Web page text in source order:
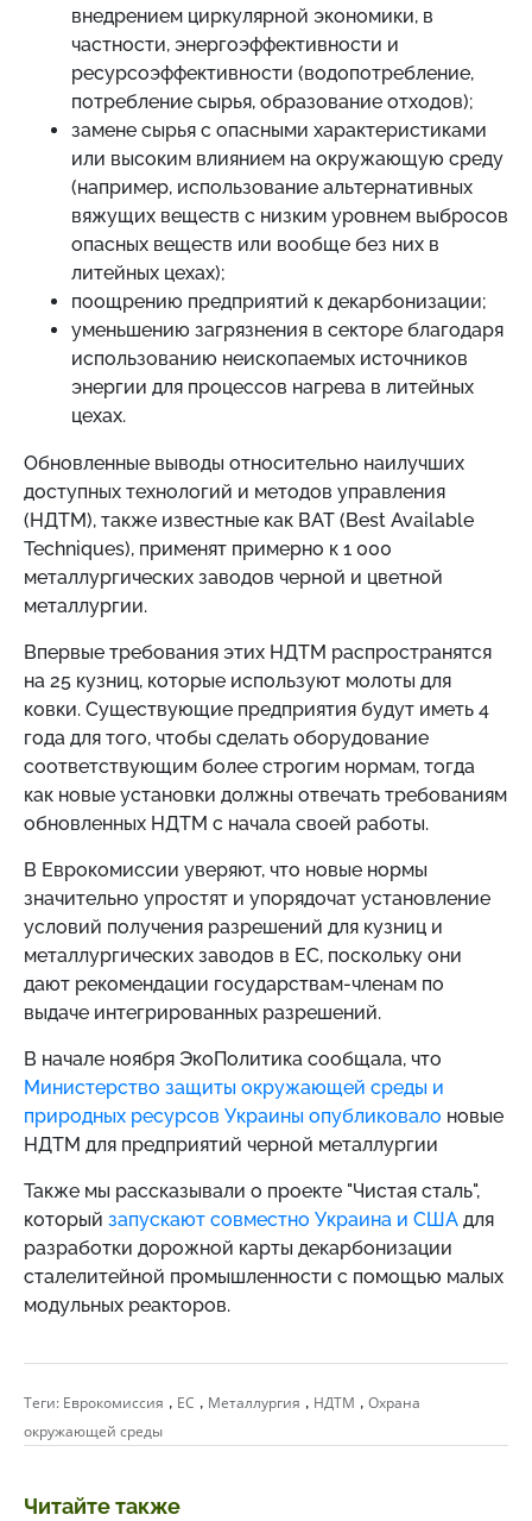
внедрением циркулярной экономики, в
частности, энергоэффективности и
ресурсоэффективности (водопотребление,
потребление сырья, образование отходов);
замене сырья с опасными характеристиками
или высоким влиянием на окружающую среду
(например, использование альтернативных
вяжущих веществ с низким уровнем выбросов
опасных веществ или вообще без них в
литейных цехах);
поощрению предприятий к декарбонизации;
уменьшению загрязнения в секторе благодаря
использованию неископаемых источников
энергии для процессов нагрева в литейных
цехах.
Обновленные выводы относительно наилучших
доступных технологий и методов управления
(НДТМ), также известные как BAT (Best Available
Techniques), применят примерно к 1 000
металлургических заводов черной и цветной
металлургии.
Впервые требования этих НДТМ распространятся
на 25 кузниц, которые используют молоты для
ковки. Существующие предприятия будут иметь 4
года для того, чтобы сделать оборудование
соответствующим более строгим нормам, тогда
как новые установки должны отвечать требованиям
обновленных НДТМ с начала своей работы.
В Еврокомиссии уверяют, что новые нормы
значительно упростят и упорядочат установление
условий получения разрешений для кузниц и
металлургических заводов в ЕС, поскольку они
дают рекомендации государствам-членам по
выдаче интегрированных разрешений.
В начале ноября ЭкоПолитика сообщала, что
Министерство защиты окружающей среды и
природных ресурсов Украины опубликовало новые
НДТМ для предприятий черной металлургии
Также мы рассказывали о проекте "Чистая сталь",
который запускают совместно Украина и США для
разработки дорожной карты декарбонизации
сталелитейной промышленности с помощью малых
модульных реакторов.
Теги: Еврокомиссия , ЕС , Металлургия , НДТМ , Охрана
окружающей среды
Читайте также